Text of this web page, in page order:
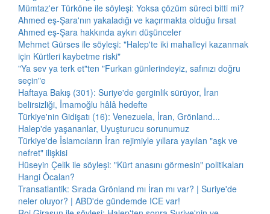
Mümtaz'er Türköne ile söyleşi: Yoksa çözüm süreci bitti mi?
Ahmed eş-Şara'nın yakaladığı ve kaçırmakta olduğu fırsat
Ahmed eş-Şara hakkında aykırı düşünceler
Mehmet Gürses ile söyleşi: "Halep'te iki mahalleyi kazanmak
için Kürtleri kaybetme riski"
"Ya sev ya terk et"ten "Furkan günlerindeyiz, safınızı doğru
seçin"e
Haftaya Bakış (301): Suriye'de gerginlik sürüyor, İran
belirsizliği, İmamoğlu hâlâ hedefte
Türkiye'nin Gidişatı (16): Venezuela, İran, Grönland...
Halep'de yaşananlar, Uyuşturucu sorunumuz
Türkiye'de İslamcıların İran rejimiyle yıllara yayılan "aşk ve
nefret" ilişkisi
Hüseyin Çelik ile söyleşi: "Kürt anasını görmesin" politikaları
Hangi Öcalan?
Transatlantik: Sırada Grönland mı İran mı var? | Suriye'de
neler oluyor? | ABD'de gündemde ICE var!